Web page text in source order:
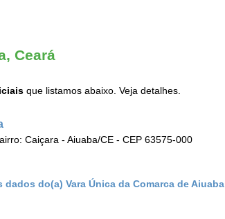
Ceará
que listamos abaixo. Veja detalhes.
Caiçara - Aiuaba/CE - CEP 63575-000
do(a) Vara Única da Comarca de Aiuaba